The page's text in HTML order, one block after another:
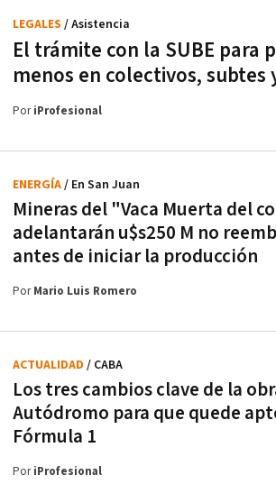
El trámite con la SUBE para
menos en colectivos, subtes
LEGALES / Asistencia
PoriProfesional
Mineras del "Vaca Muerta del
adelantarán u$s250 M no
antes de iniciar la producción
ENERGÍA/ En San Juan
PorMario Luis Romero
Los tres cambios clave de la
Autódromo para que quede
Fórmula 1
ACTUALIDAD / CABA
PoriProfesional